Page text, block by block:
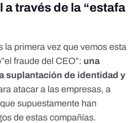
través de la “estafa
la primera vez que vemos esta
fraude del CEO”: una
suplantación de identidad y
atacar a las empresas, a
supuestamente han
de estas compañías.